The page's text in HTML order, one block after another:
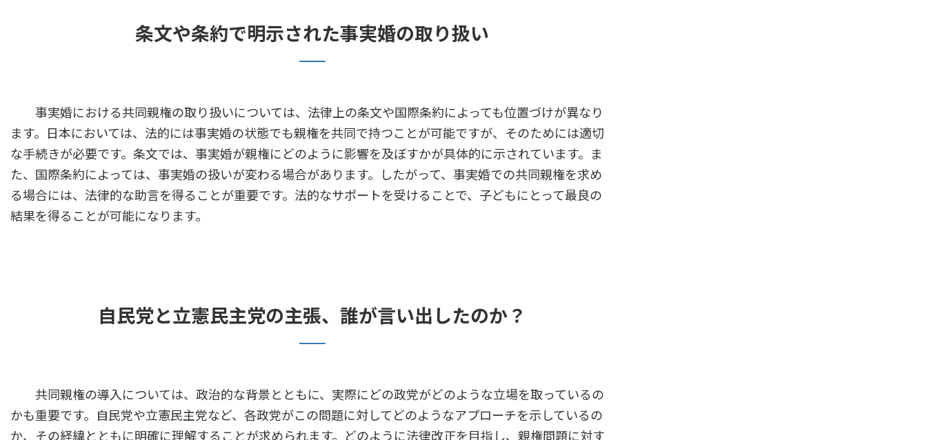
条文や条約で明示された事実婚の取り扱い
事実婚における共同親権の取り扱いについては、法律上の条文や国際条約によっても位置づけが異なり
ます。日本においては、法的には事実婚の状態でも親権を共同で持つことが可能ですが、そのためには適切
な手続きが必要です。条文では、事実婚が親権にどのように影響を及ぼすかが具体的に示されています。ま
た、国際条約によっては、事実婚の扱いが変わる場合があります。したがって、事実婚での共同親権を求め
る場合には、法律的な助言を得ることが重要です。法的なサポートを受けることで、子どもにとって最良の
結果を得ることが可能になります。
自民党と立憲民主党の主張、誰が言い出したのか？
共同親権の導入については、政治的な背景とともに、実際にどの政党がどのような立場を取っているの
かも重要です。自民党や立憲民主党など、各政党がこの問題に対してどのようなアプローチを示しているの
か、その経緯とともに明確に理解することが求められます。どのように法律改正を目指し、親権問題に対す